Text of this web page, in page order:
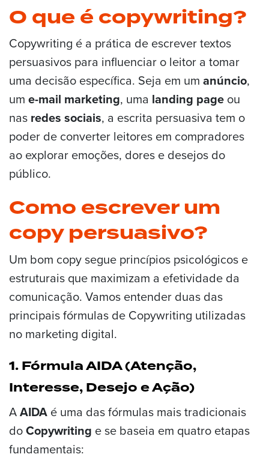
O que é copywriting?
Copywriting é a prática de escrever textos
persuasivos para influenciar o leitor a tomar
uma decisão específica. Seja em um anúncio,
um e-mail marketing, uma landing page ou
nas redes sociais, a escrita persuasiva tem o
poder de converter leitores em compradores
ao explorar emoções, dores e desejos do
público.
Como escrever um
copy persuasivo?
Um bom copy segue princípios psicológicos e
estruturais que maximizam a efetividade da
comunicação. Vamos entender duas das
principais fórmulas de Copywriting utilizadas
no marketing digital.
1. Fórmula AIDA (Atenção,
Interesse, Desejo e Ação)
AAIDA é uma das fórmulas mais tradicionais
doCopywriting e se baseia em quatro etapas
fundamentais: